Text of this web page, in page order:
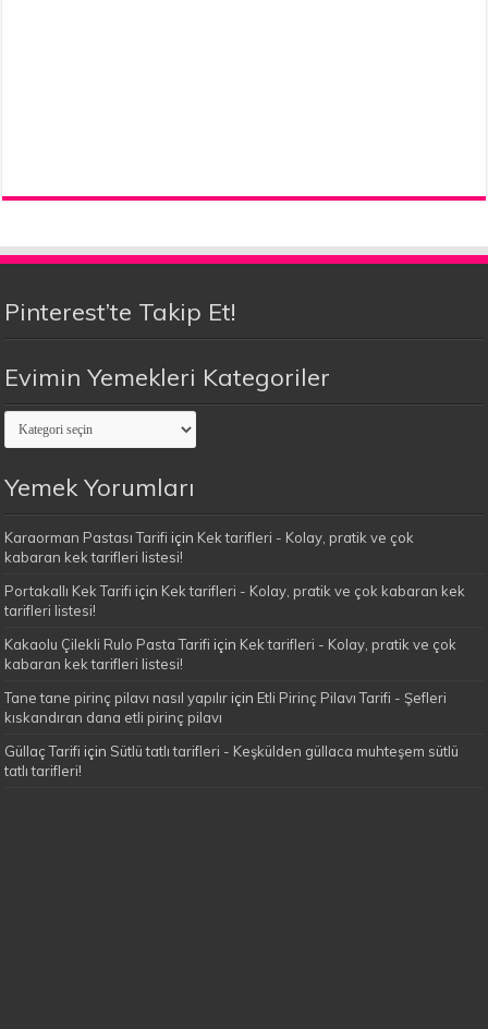
Pinterest’te Takip Et!
Evimin Yemekleri Kategoriler
Evimin
Yemekleri
Kategoriler
Yemek Yorumları
Karaorman Pastası Tarifi için Kek tarifleri - Kolay, pratik ve çok
kabaran kek tarifleri listesi!
Portakallı Kek Tarifi için Kek tarifleri - Kolay, pratik ve çok kabaran kek
tarifleri listesi!
Kakaolu Çilekli Rulo Pasta Tarifi için Kek tarifleri - Kolay, pratik ve çok
kabaran kek tarifleri listesi!
Tane tane pirinç pilavı nasıl yapılır için Etli Pirinç Pilavı Tarifi - Şefleri
kıskandıran dana etli pirinç pilavı
Güllaç Tarifi için Sütlü tatlı tarifleri - Keşkülden güllaca muhteşem sütlü
tatlı tarifleri!